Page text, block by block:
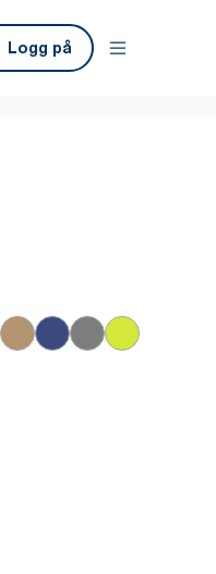
Logg på